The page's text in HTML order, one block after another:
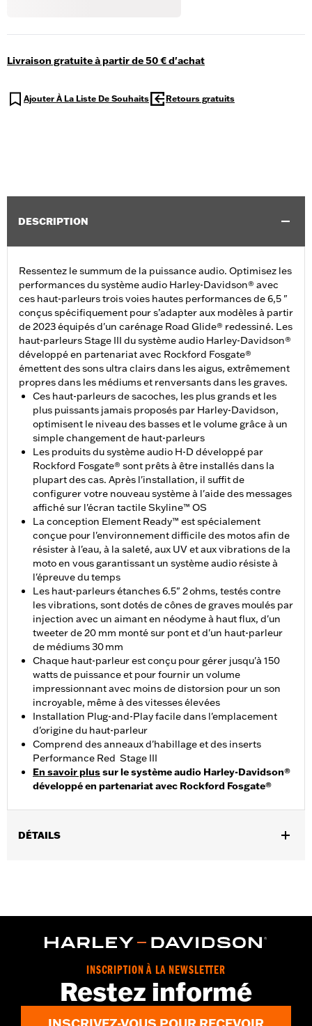
Livraison gratuite à partir de 50 € d'achat
Ajouter À La Liste De Souhaits Retours gratuits
DESCRIPTION
Ressentez le summum de la puissance audio. Optimisez les
performances du système audio Harley-Davidson® avec
ces haut-parleurs trois voies hautes performances de 6,5 "
conçus spécifiquement pour s’adapter aux modèles à partir
de 2023 équipés d'un carénage Road Glide® redessiné. Les
haut-parleurs Stage III du système audio Harley-Davidson®
développé en partenariat avec Rockford Fosgate®
émettent des sons ultra clairs dans les aigus, extrêmement
propres dans les médiums et renversants dans les graves.
Ces haut-parleurs de sacoches, les plus grands et les
plus puissants jamais proposés par Harley-Davidson,
optimisent le niveau des basses et le volume grâce à un
simple changement de haut-parleurs
Les produits du système audio H-D développé par
Rockford Fosgate® sont prêts à être installés dans la
plupart des cas. Après l'installation, il suffit de
configurer votre nouveau système à l'aide des messages
affiché sur l'écran tactile Skyline™ OS
La conception Element Ready™ est spécialement
conçue pour l'environnement difficile des motos afin de
résister à l'eau, à la saleté, aux UV et aux vibrations de la
moto en vous garantissant un système audio résiste à
l'épreuve du temps
Les haut-parleurs étanches 6.5" 2 ohms, testés contre
les vibrations, sont dotés de cônes de graves moulés par
injection avec un aimant en néodyme à haut flux, d'un
tweeter de 20 mm monté sur pont et d'un haut-parleur
de médiums 30 mm
Chaque haut-parleur est conçu pour gérer jusqu'à 150
watts de puissance et pour fournir un volume
impressionnant avec moins de distorsion pour un son
incroyable, même à des vitesses élevées
Installation Plug-and-Play facile dans l'emplacement
d'origine du haut-parleur
Comprend des anneaux d'habillage et des inserts
Performance Red Stage III
En savoir plussur le système audio Harley-Davidson®
développé en partenariat avec Rockford Fosgate®
DÉTAILS
par Rockford Fosgate®.
Instructions d’installation
Imperméable à l’eau:Oui
INSCRIPTION À LA NEWSLETTER
Restez informé